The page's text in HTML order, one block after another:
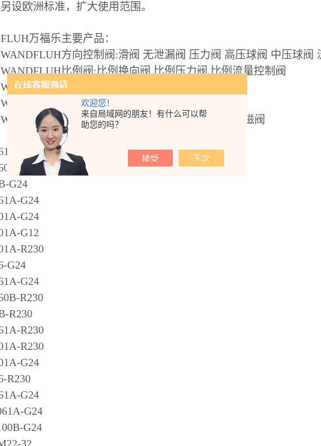
欢迎您！
来自局域网的朋友！有什么可以帮
助您的吗？
设欧洲标准，扩大使用范围。
万福乐主要产品：
方向控制阀:滑阀 无泄漏阀 压力阀 高压球阀 中压球阀
比例阀:比例换向阀 比例压力阀 比例流量控制阀
控制器:比例放大器 比例控制器
输件:液压输件 电气输件 电磁铁输件
防爆设备: ATEX-防爆阀ATEX电磁阀
万福乐WANDFLUH电磁阀常规型号如下：
G24
G24
G24
G24
G12
R230
G24
G24
R230
R230
R230
R230
G24
R230
G24
G24
G24
32